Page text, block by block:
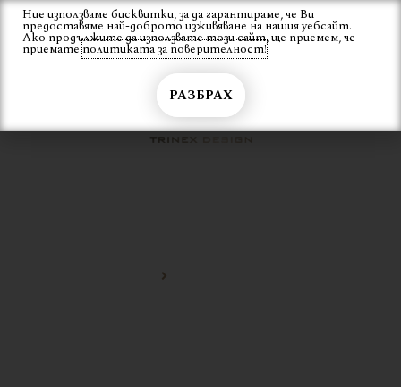
Skip
content
Вход
Ние използваме бисквитки, за да гарантираме, че Ви
предоставяме най-доброто изживяване на нашия уебсайт.
Ако продължите да използвате този сайт, ще приемем, че
приематеполитиката за поверителност!
РАЗБРАХ